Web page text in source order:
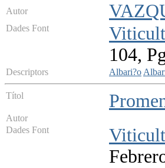
Autor
Dades Font
104,
Descriptors Albari?o
Títol
Autor
Dades Font